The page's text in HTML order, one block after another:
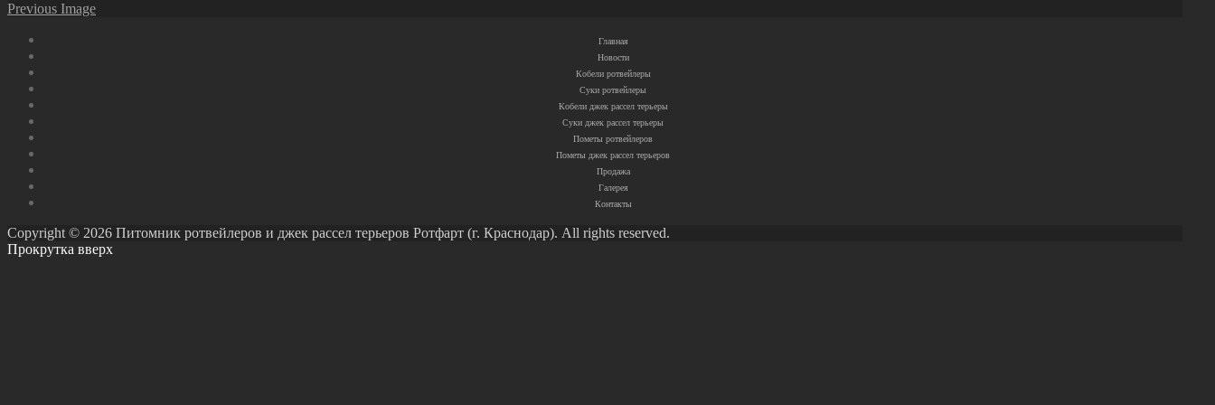
Previous Image
Главная
Новости
Кобели ротвейлеры
Суки ротвейлеры
Кобели джек рассел терьеры
Суки джек рассел терьеры
Пометы ротвейлеров
Пометы джек рассел терьеров
Продажа
Галерея
Контакты
Copyright © 2026 Питомник ротвейлеров и джек рассел терьеров Ротфарт (г. Краснодар). All rights reserved.
Прокрутка вверх